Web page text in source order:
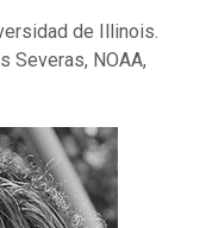
de Illinois.
Severas, NOAA,